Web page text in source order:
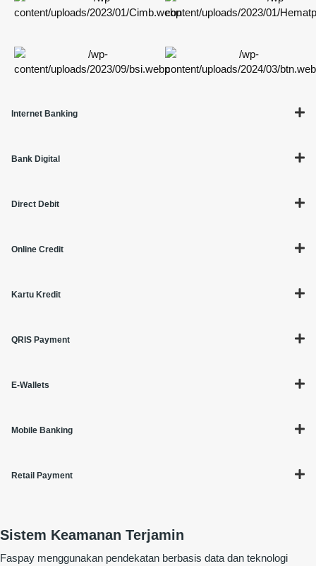
Internet Banking
Bank Digital
Direct Debit
Online Credit
Kartu Kredit
QRIS Payment
E-Wallets
Mobile Banking
Retail Payment
Sistem Keamanan Terjamin
Faspay menggunakan pendekatan berbasis data dan teknologi